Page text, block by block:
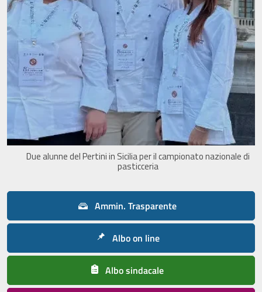
Due alunne del Pertini in Sicilia per il campionato nazionale di
pasticceria
Ammin. Trasparente
Albo on line
Albo sindacale